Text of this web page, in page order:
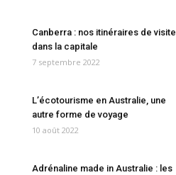
Canberra : nos itinéraires de visite
dans la capitale
7 septembre 2022
L’écotourisme en Australie, une
autre forme de voyage
10 août 2022
Adrénaline made in Australie : les